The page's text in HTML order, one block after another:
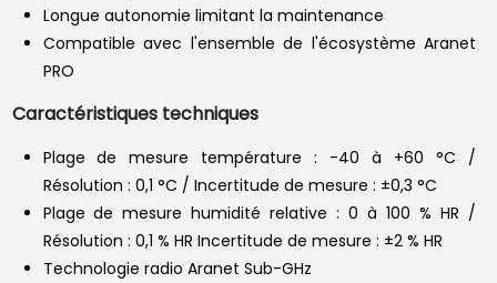
Longue autonomie limitant la maintenance
Compatible avec l'ensemble de l'écosystème Aranet
PRO
Caractéristiques techniques
Plage de mesure température : -40 à +60 °C /
Résolution : 0,1 °C / Incertitude de mesure : ±0,3 °C
Plage de mesure humidité relative : 0 à 100 % HR /
Résolution : 0,1 % HR Incertitude de mesure : ±2 % HR
Technologie radio Aranet Sub-GHz